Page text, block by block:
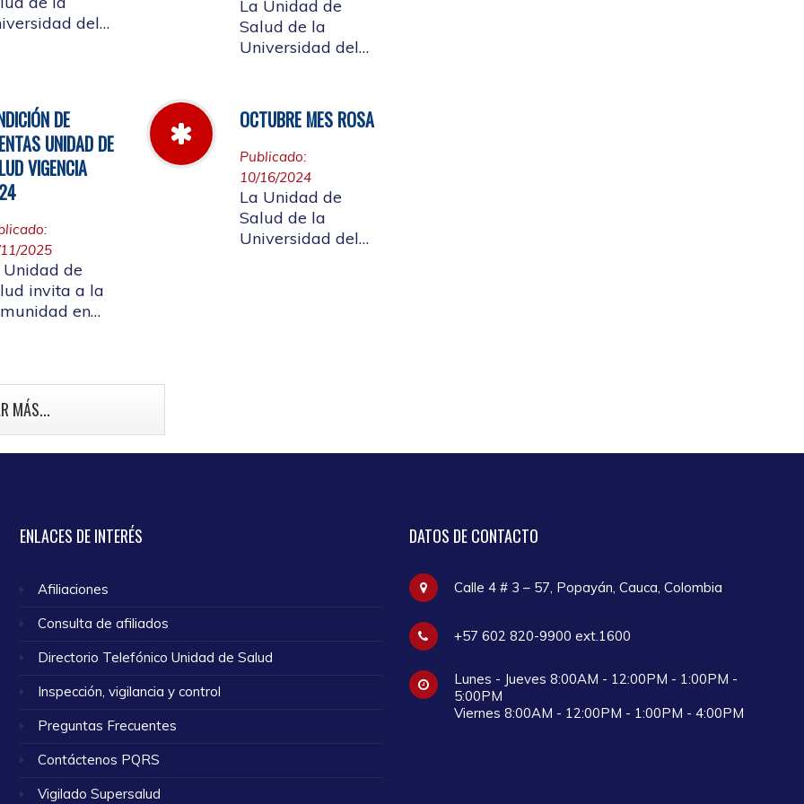
del
del 23 al
abril de
La Unidad de
Salud de la
Universidad del
Moderadoras,
Copagos y UPC
Adicional
aprobado según
acuerdo CDS 001
de 2025.
DE
UNIDAD DE
VIGENCIA
2025
Unidad de
invita a la
en
vigencia
2024
OCTUBRE MES ROSA
Publicado:
10/16/2024
La Unidad de
Salud de la
Universidad del
MÁS...
ENLACES DE INTERÉS
Afiliaciones
Consulta de afiliados
Directorio Telefónico Unidad de Salud
Inspección, vigilancia y control
Preguntas Frecuentes
Contáctenos PQRS
Vigilado Supersalud
DATOS DE CONTACTO
Calle 4 # 3 – 57, Popayán, Cauca, Colombia
+57 602 820-9900 ext.1600
Lunes - Jueves 8:00AM - 12:00PM - 1:00PM -
5:00PM
Viernes 8:00AM - 12:00PM - 1:00PM - 4:00PM